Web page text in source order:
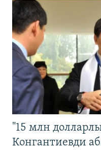
"15 млн
Конгантиевди